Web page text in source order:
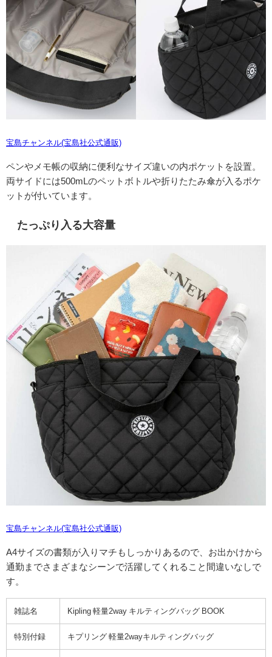
宝島チャンネル(宝島社公式通販)
ペンやメモ帳の収納に便利なサイズ違いの内ポケットを設置。
両サイドには500mLのペットボトルや折りたたみ傘が入るポケ
ットが付いています。
たっぷり入る大容量
宝島チャンネル(宝島社公式通販)
A4サイズの書類が入りマチもしっかりあるので、お出かけから
通勤までさまざまなシーンで活躍してくれること間違いなしで
す。
雑誌名 Kipling 軽量2way キルティングバッグ BOOK
特別付録 キプリング 軽量2wayキルティングバッグ